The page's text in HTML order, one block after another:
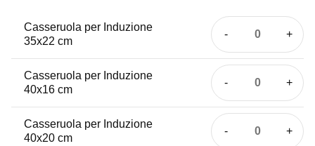
Casseruola per Induzione
35x22 cm
per
Induzione
cm
quantità
Casseruola per Induzione
40x16 cm
per
Induzione
Casseruola per Induzione
40x20 cm